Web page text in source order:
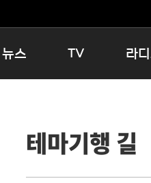
뉴스 TV
인생내컷
테마기행 길
라
16:00
우리 고
테마기행 길